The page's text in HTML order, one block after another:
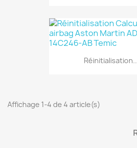
Affichage 1-4 de 4 article(s)